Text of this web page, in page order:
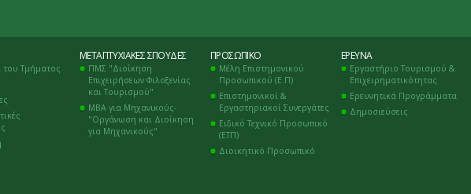
του Τμήματος
ΜΕΤΑΠΤΥΧΙΑΚΈΣ ΣΠΟΥΔΈΣ
ΠΜΣ "Διοίκηση
Επιχειρήσεων Φιλοξενίας
και Τουρισμού"
ΜΒΑ για Μηχανικούς-
"Οργάνωση και Διοίκηση
για Μηχανικούς"
ΠΡΟΣΩΠΙΚΌ
Μέλη Επιστημονικού
Προσωπικού (Ε.Π)
Επιστημονικοί &
Εργαστηριακοί Συνεργάτες
Ειδικό Τεχνικό Προσωπικό
(ΕΤΠ)
Διοικητικό Προσωπικό
ΈΡΕΥΝΑ
Εργαστήριο Τουρισμού &
Επιχειρηματικότητας
Ερευνητικά Προγράμματα
Δημοσιεύσεις